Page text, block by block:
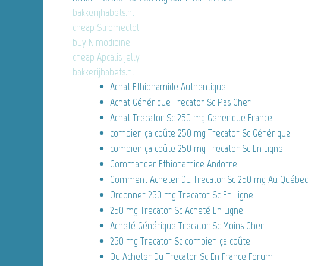
bakkerijhabets.nl
cheap Stromectol
buy Nimodipine
cheap Apcalis jelly
bakkerijhabets.nl
Achat Ethionamide Authentique
Achat Générique Trecator Sc Pas Cher
Achat Trecator Sc 250 mg Generique France
combien ça coûte 250 mg Trecator Sc Générique
combien ça coûte 250 mg Trecator Sc En Ligne
Commander Ethionamide Andorre
Comment Acheter Du Trecator Sc 250 mg Au Québec
Ordonner 250 mg Trecator Sc En Ligne
250 mg Trecator Sc Acheté En Ligne
Acheté Générique Trecator Sc Moins Cher
250 mg Trecator Sc combien ça coûte
Ou Acheter Du Trecator Sc En France Forum